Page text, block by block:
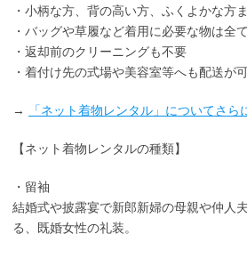
・小柄な方、背の高い方、ふくよかな方
・バッグや草履など着用に必要な物は全
・返却前のクリーニングも不要
・着付け先の式場や美容室等へも配送が
→ 「ネット着物レンタル」についてさら
【ネット着物レンタルの種類】
・留袖
結婚式や披露宴で新郎新婦の母親や仲人
る、既婚女性の礼装。